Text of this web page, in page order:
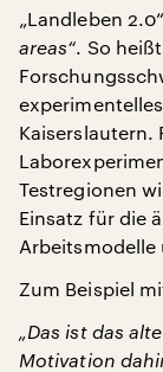
„Landleben
areas“. So
Kaiserslautern.
Testregionen
Einsatz für die
Arbeitsmodelle
Zum Beispiel
„Das ist das
Motivation